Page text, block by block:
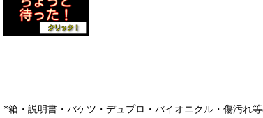
*箱・説明書・バケツ・デュプロ・バイオニクル・傷汚れ等